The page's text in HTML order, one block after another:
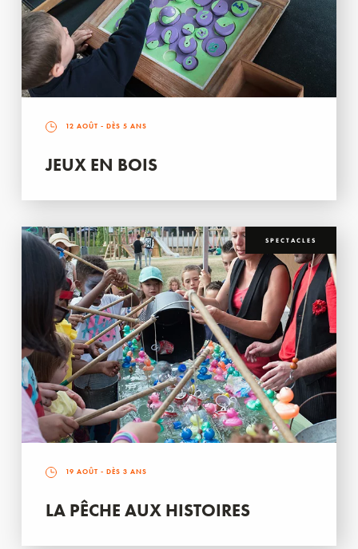
12 AOÛT - DÈS 5 ANS
JEUX EN BOIS
SPECTACLES
19 AOÛT - DÈS 3 ANS
LA PÊCHE AUX HISTOIRES